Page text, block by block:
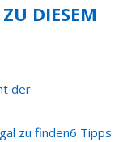
DIESEM
der
6 Tipps